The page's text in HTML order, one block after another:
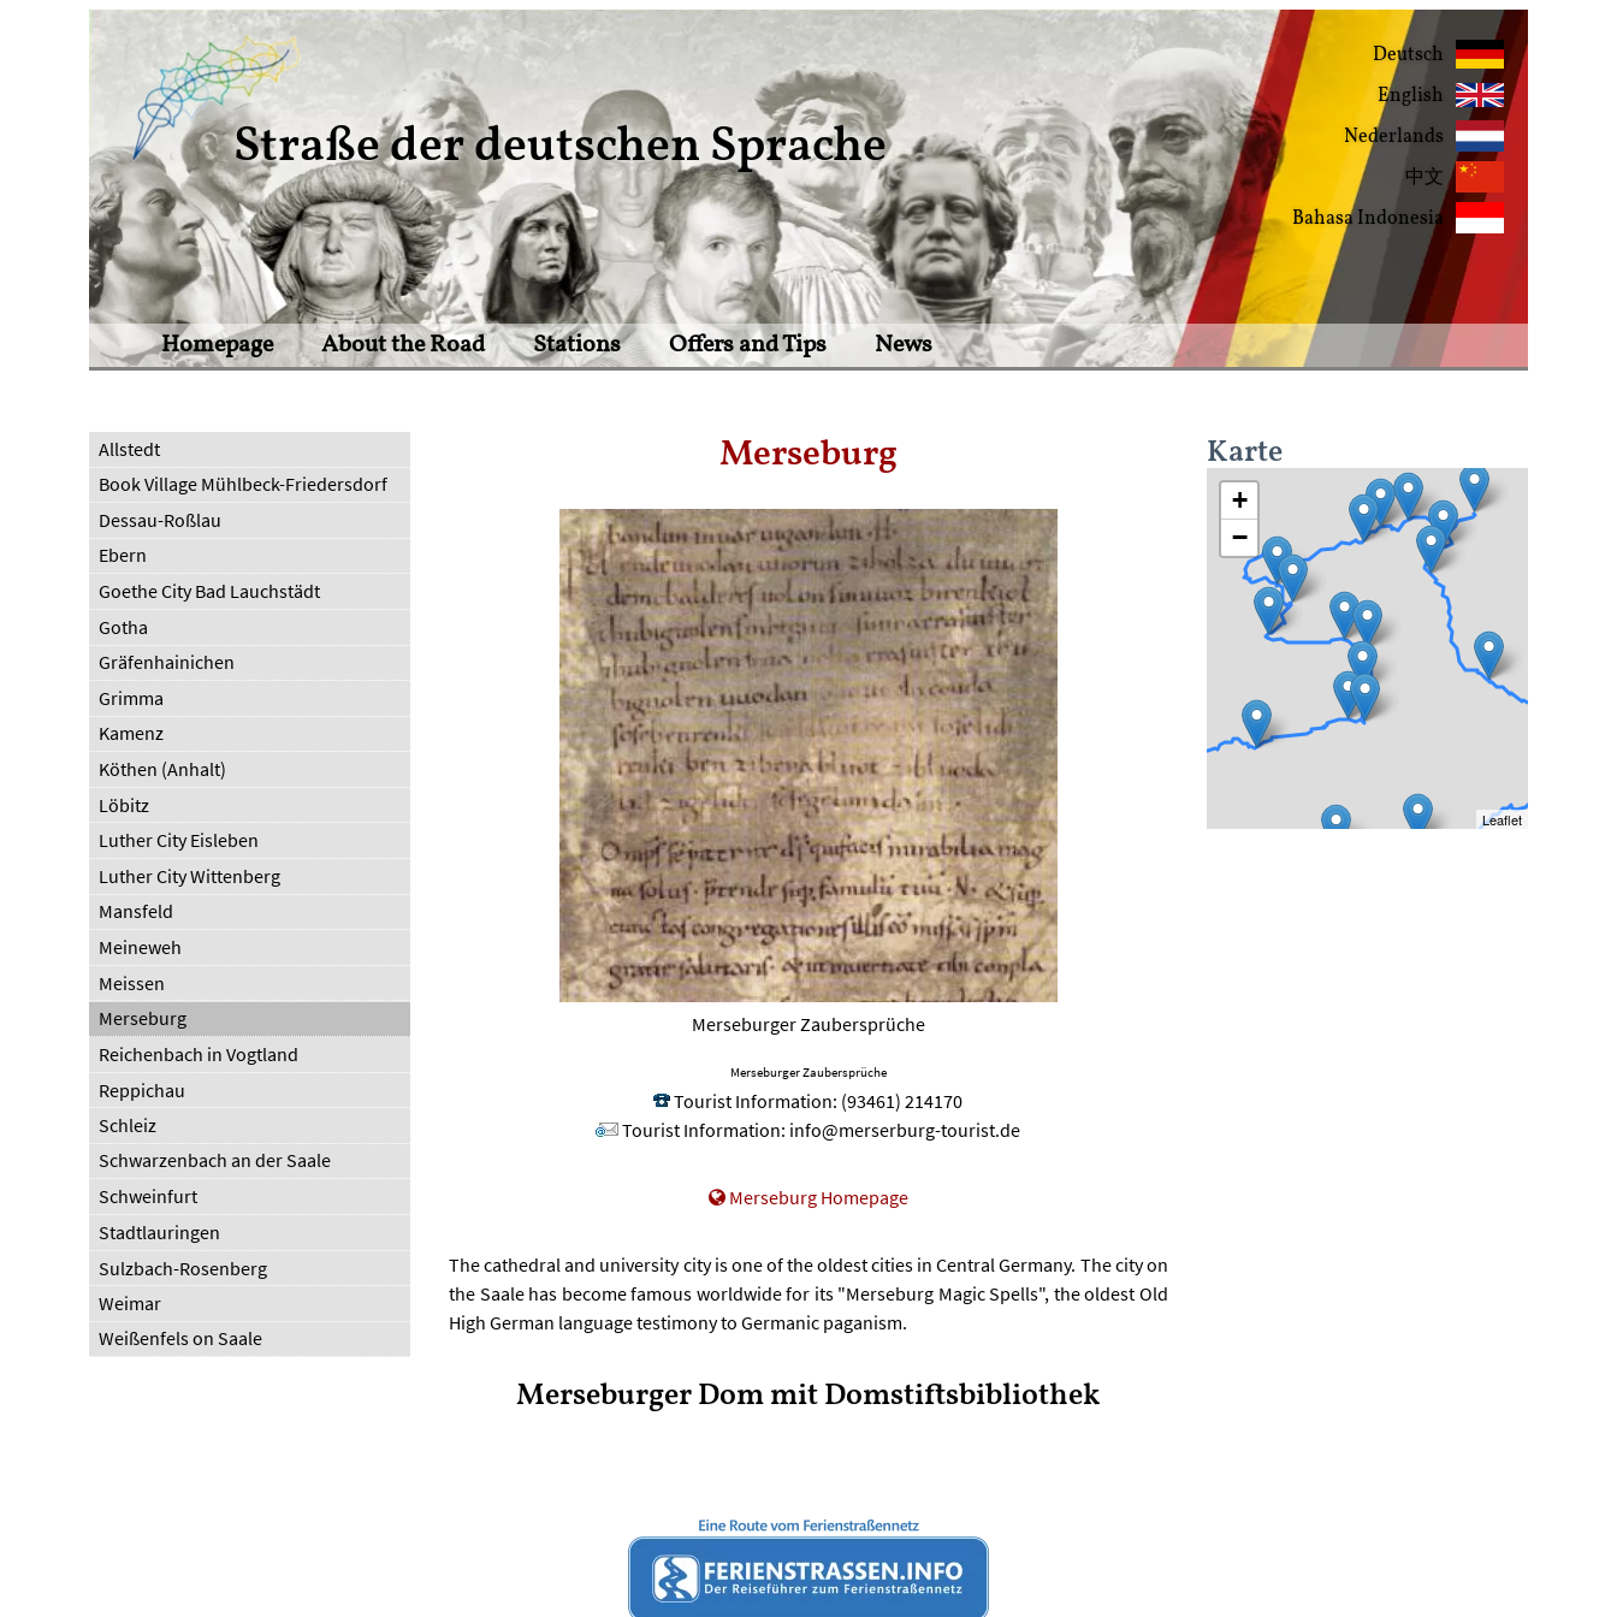
Straße der deutschen Sprache
Homepage About the Road Stations Offers and Tips News
Deutsch
English
Nederlands
中文
Bahasa Indonesia
Allstedt
Book Village Mühlbeck-Friedersdorf
Dessau-Roßlau
Ebern
Goethe City Bad Lauchstädt
Gotha
Gräfenhainichen
Grimma
Kamenz
Köthen (Anhalt)
Löbitz
Luther City Eisleben
Luther City Wittenberg
Mansfeld
Meineweh
Meissen
Merseburg
Reichenbach in Vogtland
Reppichau
Schleiz
Schwarzenbach an der Saale
Schweinfurt
Stadtlauringen
Sulzbach-Rosenberg
Weimar
Weißenfels on Saale
Merseburg
Merseburger Zaubersprüche
Merseburger Zaubersprüche
Tourist Information: (93461) 214170
Tourist Information: info@merserburg-tourist.de
Merseburg Homepage
The cathedral and university city is one of the oldest cities in Central Germany. The city on
the Saale has become famous worldwide for its "Merseburg Magic Spells", the oldest Old
High German language testimony to Germanic paganism.
Merseburger Dom mit Domstiftsbibliothek
Karte
+
−
Leaflet